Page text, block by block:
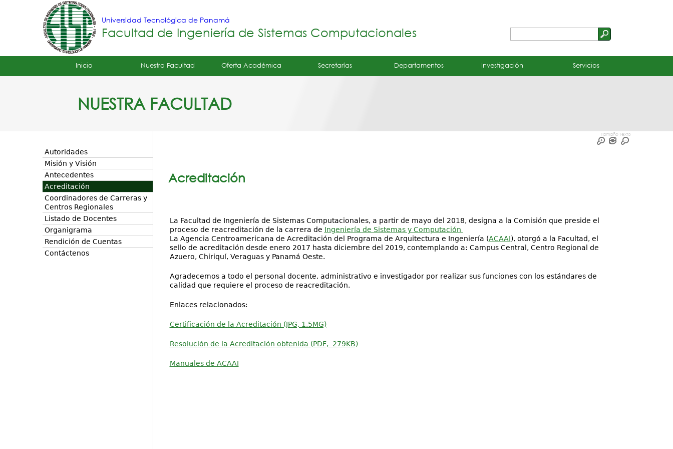
de
Universidad Tecnológica de Panamá
Facultad de Ingeniería de Sistemas Computacionales
Tropical
Principal
Inicio Nuestra Facultad Oferta Académica Secretarías Departamentos Investigación Servicios
NUESTRA FACULTAD
Tamaño Texto
Acreditación
La Facultad de Ingeniería de Sistemas Computacionales, a partir de mayo del 2018, designa a la Comisión que preside el
proceso de reacreditación de la carrera de Ingeniería de Sistemas y Computación
La Agencia Centroamericana de Acreditación del Programa de Arquitectura e Ingeniería (ACAAI), otorgó a la Facultad, el
sello de acreditación desde enero 2017 hasta diciembre del 2019, contemplando a: Campus Central, Centro Regional de
Azuero, Chiriquí, Veraguas y Panamá Oeste.
Agradecemos a todo el personal docente, administrativo e investigador por realizar sus funciones con los estándares de
calidad que requiere el proceso de reacreditación.
Enlaces relacionados:
Certificación de la Acreditación (JPG, 1.5MG)
Resolución de la Acreditación obtenida (PDF, 279KB)
Manuales de ACAAI
Autoridades
Misión y Visión
Antecedentes
Acreditación
Coordinadores de Carreras y
Centros Regionales
Listado de Docentes
Organigrama
Rendición de Cuentas
Contáctenos